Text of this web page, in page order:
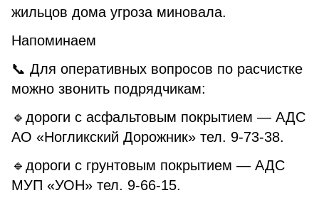
жильцов дома угроза миновала.
Напоминаем
📞 Для оперативных вопросов по расчистке
можно звонить подрядчикам:
🔹дороги с асфальтовым покрытием — АДС
АО «Ногликский Дорожник» тел. 9-73-38.
🔹дороги с грунтовым покрытием — АДС
МУП «УОН» тел. 9-66-15.